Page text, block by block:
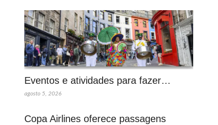
Eventos e atividades para fazer…
agosto 5, 2026
Copa Airlines oferece passagens